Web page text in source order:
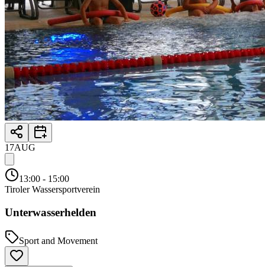
17AUG
13:00 - 15:00
Tiroler Wassersportverein
Unterwasserhelden
Sport and Movement